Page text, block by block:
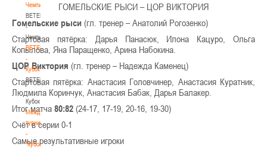
Чемпионат
BETERA
-
Чемпионат
BETERA
-
Кубок
BETERA
-
Кубок
Международный
турнир
-
"Кубок
ГОМЕЛЬСКИЕ РЫСИ – ЦОР ВИКТОРИЯ
Гомельские рыси (гл. тренер – Анатолий Рогозенко)
Стартовая пятёрка: Дарья Панасюк, Илона Кацуро, Ольга
Копылова, Яна Паращенко, Арина Набокина.
ЦОР Виктория (гл. тренер – Надежда Каменец)
Стартовая пятёрка: Анастасия Головчинер, Анастасия Куратник,
Людмила Коринчук, Анастасия Бабак, Дарья Балакер.
Итог матча 80:82 (24-17, 17-19, 20-16, 19-30)
Счёт в серии 0-1
Самые результативные игроки